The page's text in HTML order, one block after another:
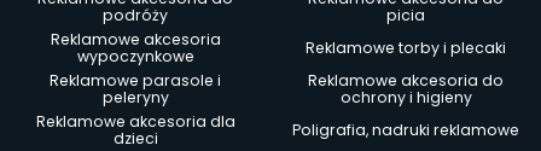
podróży
picia
Reklamowe akcesoria
wypoczynkowe
Reklamowe torby i plecaki
Reklamowe parasole i
peleryny
Reklamowe akcesoria do
ochrony i higieny
Reklamowe akcesoria dla
dzieci
Poligrafia, nadruki reklamowe